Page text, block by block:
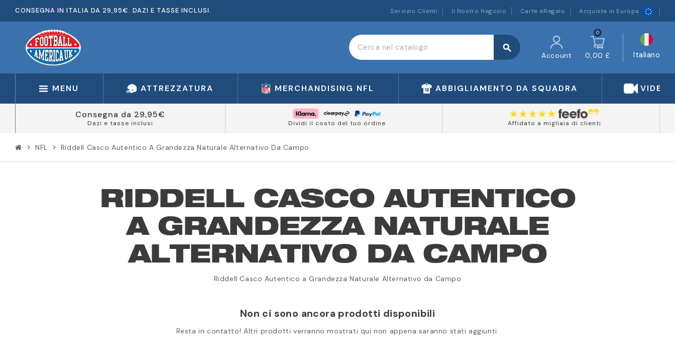
CONSEGNA IN ITALIA DA 29,95€. DAZI E TASSE INCLUSI. Servizio Clienti Il Nostro Negozio Carte eRegalo Acquista in Europa
search
Account
0
0,00 £ Italiano
MENU ATTREZZATURA MERCHANDISING NFL ABBIGLIAMENTO DA SQUADRA
Consegna da 29,95€
Dazi e tasse inclusi Dividi il costo del tuo ordine Affidato a migliaia di clienti
chevron_right NFL chevron_right Riddell Casco Autentico A Grandezza Naturale Alternativo Da Campo
RIDDELL CASCO AUTENTICO
A GRANDEZZA NATURALE
ALTERNATIVO DA CAMPO
Riddell Casco Autentico a Grandezza Naturale Alternativo da Campo
Non ci sono ancora prodotti disponibili
Resta in contatto! Altri prodotti verranno mostrati qui non appena saranno stati aggiunti.